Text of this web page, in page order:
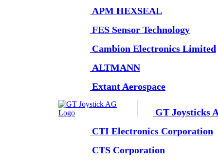
APM HEXSEAL
FES Sensor Technology
Cambion Electronics Limited
ALTMANN
Extant Aerospace
GT Joysticks
CTI Electronics Corporation
CTS Corporation